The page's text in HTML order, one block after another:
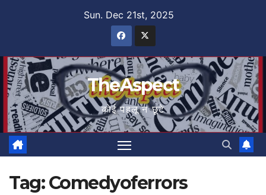
Sun. Dec 21st, 2025
TheAspect
कोई पहलू न छूटे
Tag:Comedyoferrors